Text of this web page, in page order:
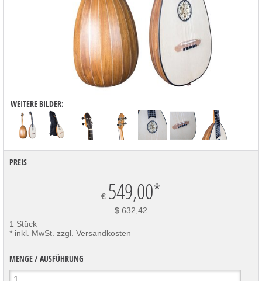
WEITERE BILDER:
PREIS
€ 549,00*
$ 632,42
1 Stück
* inkl. MwSt. zzgl. Versandkosten
MENGE / AUSFÜHRUNG